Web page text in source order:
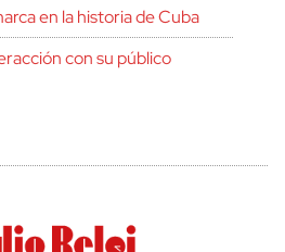
en la historia de Cuba
con su público